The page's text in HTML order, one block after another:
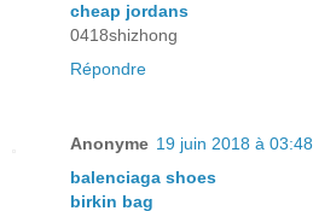
cheap jordans
0418shizhong
Répondre
Anonyme 19 juin 2018 à 03:48
balenciaga shoes
birkin bag